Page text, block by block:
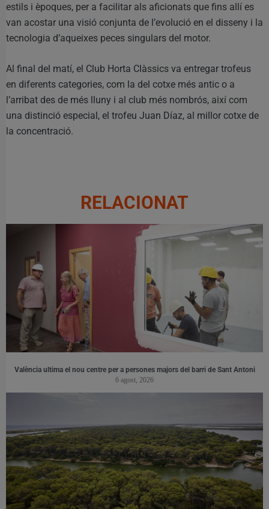
estils i èpoques, per a facilitar als aficionats que fins allí es
van acostar una visió conjunta de l’evolució en el disseny i la
tecnologia d’aqueixes peces singulars del motor.
Al final del matí, el Club Horta Clàssics va entregar trofeus
en diferents categories, com la del cotxe més antic o a
l’arribat des de més lluny i al club més nombrós, així com
una distinció especial, el trofeu Juan Díaz, al millor cotxe de
la concentració.
RELACIONAT
València ultima el nou centre per a persones majors del barri de Sant Antoni
6 agost, 2026